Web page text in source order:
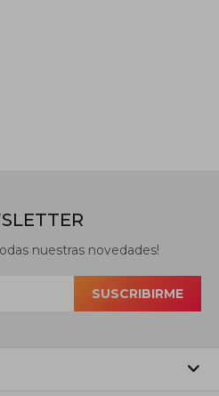
nuestras novedades!
SUSCRIBIRME